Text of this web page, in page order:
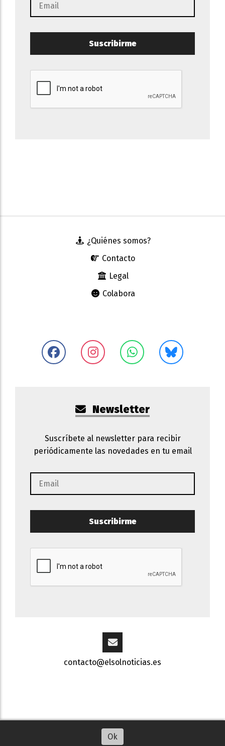
Suscribirme
¿Quiénes somos?
Contacto
Legal
Colabora
Newsletter
Suscríbete al newsletter para recibir
periódicamente las novedades en tu email
Suscribirme
contacto@elsolnoticias.es
Ok